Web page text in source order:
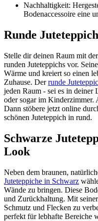
Nachhaltigkeit:
Bodenaccessoire eine
Runde
Stelle dir deinen Raum mit
runden Juteteppichs vor.
Wärme und kreiert so einen
Zuhause. Derrunde
jeden Raum - sei es in deiner
oder sogar im Kinderzimmer.
Dann stöbere jetzt online
schönen Juteteppich in rund.
Schwarze
Look
Neben dem braunen,
Juteteppiche in Schwarz
Wände zu bringen. Diese
und Zurückhaltung. Mit
Schmutz und Flecken zu
perfekt für lebhafte Bereiche